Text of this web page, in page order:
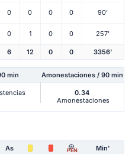
0 0 0 0 90'
0 1 0 0 257'
6 12 0 0 3356'
min Amonestaciones / 90 min
0.34
Amonestaciones
As PEN Min'